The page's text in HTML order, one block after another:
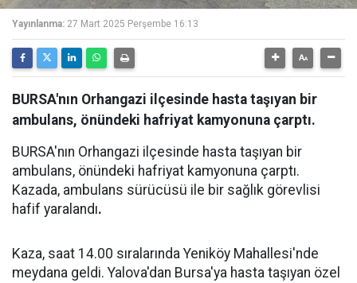
Yayınlanma: 27 Mart 2025 Perşembe 16:13
BURSA'nın Orhangazi ilçesinde hasta taşıyan bir
ambulans, önündeki hafriyat kamyonuna çarptı.
BURSA'nın Orhangazi ilçesinde hasta taşıyan bir
ambulans, önündeki hafriyat kamyonuna çarptı.
Kazada, ambulans sürücüsü ile bir sağlık görevlisi
hafif yaralandı.
Kaza, saat 14.00 sıralarında Yeniköy Mahallesi'nde
meydana geldi. Yalova'dan Bursa'ya hasta taşıyan özel